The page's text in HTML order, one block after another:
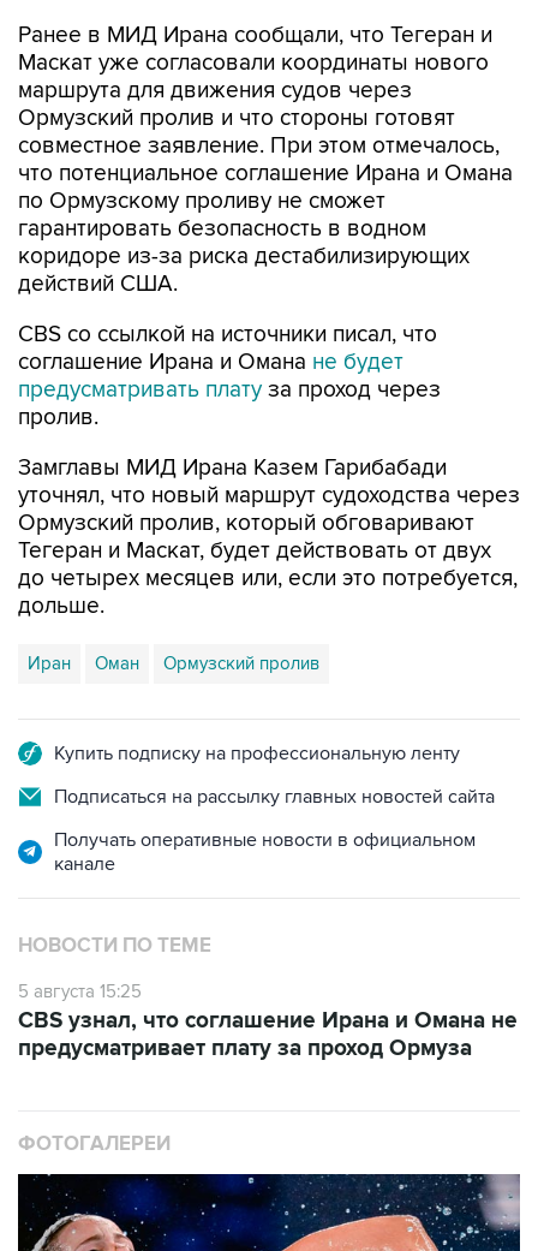
Ранее в МИД Ирана сообщали, что Тегеран и
Маскат уже согласовали координаты нового
маршрута для движения судов через
Ормузский пролив и что стороны готовят
совместное заявление. При этом отмечалось,
что потенциальное соглашение Ирана и Омана
по Ормузскому проливу не сможет
гарантировать безопасность в водном
коридоре из-за риска дестабилизирующих
действий США.
CBS со ссылкой на источники писал, что
соглашение Ирана и Омана не будет
предусматривать плату за проход через
пролив.
Замглавы МИД Ирана Казем Гарибабади
уточнял, что новый маршрут судоходства через
Ормузский пролив, который обговаривают
Тегеран и Маскат, будет действовать от двух
до четырех месяцев или, если это потребуется,
дольше.
Иран Оман Ормузский пролив
Купить подписку на профессиональную ленту
Подписаться на рассылку главных новостей сайта
Получать оперативные новости в официальном
канале
НОВОСТИ ПО ТЕМЕ
5 августа 15:25
CBS узнал, что соглашение Ирана и Омана не
предусматривает плату за проход Ормуза
ФОТОГАЛЕРЕИ